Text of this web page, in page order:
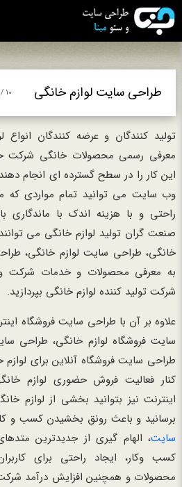
طراحی سایت لوازم خانگی / 10
تولید کنندگان و عرضه کنندگان انواع
معرفی رسمی محصولات خانگی شرکت
این کار را در سطح گسترده ای انجام
وب سایت می توانید تمام مواردی که
راحتی و با هزینه اندک با ماندگاری
صنعت گران تولید لوازم خانگی می
خانگی، طراحی سایت لوازم خانگی،
به معرفی محصولات و خدمات
شرکت تولید کننده لوازم خانگی بپردازید.
علاوه بر آن با طراحی سایت فروشگاه
سایت فروشگاه لوازم خانگی، طراحی
طراحی سایت فروشگاه آنلاین برای
کنار فعالیت فروش حضوری لوازم
اینترنت نیز بتوانید بخشی از لوازم
برسانید و باعث رونق بخشیدن کسب و
سایت، الهام گیری از جدیدترین
کسب وکار، ایجاد راحتی برای
محصولات و همچنین افزایش درآمد